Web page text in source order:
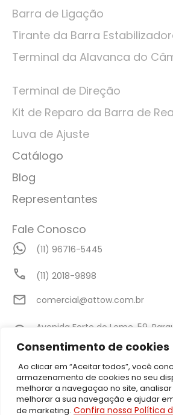
Consentimento de cookies
Ao clicar em “Aceitar todos”, você
armazenamento de cookies no seu
melhorar a navegaçao no site,
melhorar a sua navegação e ajudar
de marketing. Confira nossa Política
Barra de Ligação
Tirante da Barra
Terminal da Alavanca do
Terminal de Direção
Kit de Reparo da Barra de
Luva de Ajuste
Catálogo
Blog
Representantes
Fale Conosco
(11) 96716-5445
(11) 2018-9898
comercial@attow.com.br
Avenida Forte do Leme, 59,
©2026 Attow – Todos Direitos Reservados |
59, Parque São Lourenço, São Paulo – SP
05.001.206/0001-50